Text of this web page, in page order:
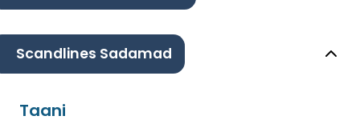
Scandlines Sadamad
Taani